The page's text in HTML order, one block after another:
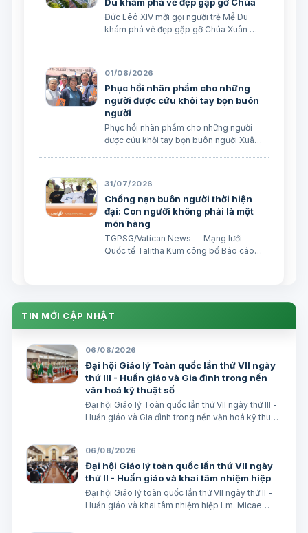
Đức Lêô XIV mời gọi người trẻ Mễ Du
khám phá vẻ đẹp gặp gỡ Chúa Xuân Đại
do Đức Hồng y Quốc vụ khanh Tòa
Thánh …
01/08/2026
Phục hồi nhân phẩm cho những
người được cứu khỏi tay bọn buôn
người
Phục hồi nhân phẩm cho những người
được cứu khỏi tay bọn buôn người Xuân
31/07/2026
Chống nạn buôn người thời hiện
đại: Con người không phải là một
món hàng
TGPSG/Vatican News -- Mạng lưới
Quốc tế Talitha Kum công bố Báo cáo
lột trực tuyến và các trò lừa đảo trực
tuyến đã trở thành nhữ…
TIN MỚI CẬP NHẬT
06/08/2026
Đại hội Giáo lý Toàn quốc lần thứ VII ngày
thứ III - Huấn giáo và Gia đình trong nền
văn hoá kỹ thuật số
Đại hội Giáo lý Toàn quốc lần thứ VII ngày thứ III -
Huấn giáo và Gia đình trong nền văn hoá kỹ thuật
06/08/2026
Đại hội Giáo lý toàn quốc lần thứ VII ngày
thứ II - Huấn giáo và khai tâm nhiệm hiệp
Đại hội Giáo lý toàn quốc lần thứ VII ngày thứ II -
Huấn giáo và khai tâm nhiệm hiệp Lm. Micae